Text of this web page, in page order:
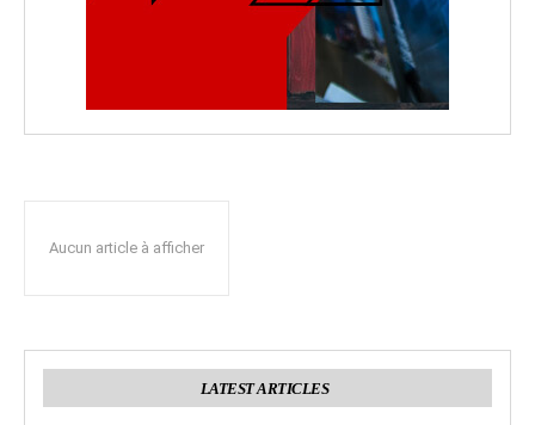
Aucun article à afficher
LATEST ARTICLES